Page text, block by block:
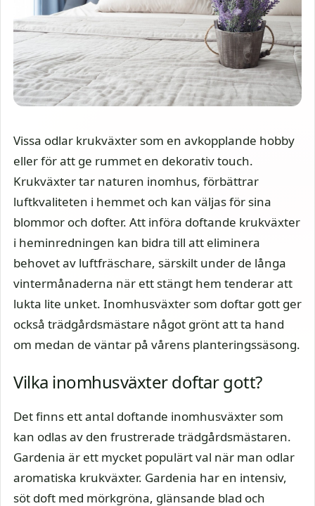
Vissa odlar krukväxter som en avkopplande hobby
eller för att ge rummet en dekorativ touch.
Krukväxter tar naturen inomhus, förbättrar
luftkvaliteten i hemmet och kan väljas för sina
blommor och dofter. Att införa doftande krukväxter
i heminredningen kan bidra till att eliminera
behovet av luftfräschare, särskilt under de långa
vintermånaderna när ett stängt hem tenderar att
lukta lite unket. Inomhusväxter som doftar gott ger
också trädgårdsmästare något grönt att ta hand
om medan de väntar på vårens planteringssäsong.
Vilka inomhusväxter doftar gott?
Det finns ett antal doftande inomhusväxter som
kan odlas av den frustrerade trädgårdsmästaren.
Gardenia är ett mycket populärt val när man odlar
aromatiska krukväxter. Gardenia har en intensiv,
söt doft med mörkgröna, glänsande blad och